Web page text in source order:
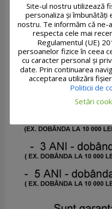
Site-ul nostru utilizează
personaliza și
nostru. Te informăm că ne-
respecta cele mai
Regulamentul (UE)
persoanelor fizice în ceea
cu caracter personal și
date. Prin continuarea
acceptarea utilizării
Politicii de
Setări